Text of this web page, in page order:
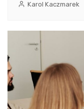
Karol Kaczmarek